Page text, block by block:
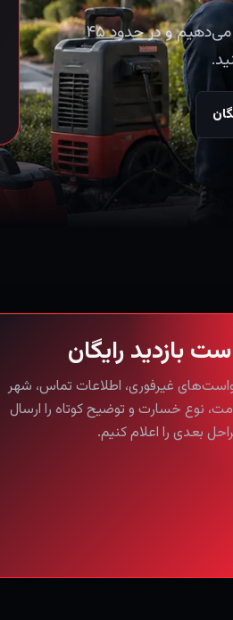
اورژانس آب، آتش، کپک یا فاضلاب دارید؟ ۲۴ ساعته پاسخ می‌دهیم و در حدود ۴۵
بازدید رایگان
غیرفوری، اطلاعات تماس، شهر
نوع خسارت و توضیح کوتاه را ارسال
بعدی را اعلام کنیم.